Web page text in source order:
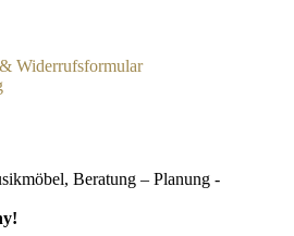
Widerrufsformular
Beratung – Planung -